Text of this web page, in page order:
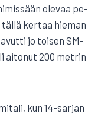
olevaa pe-
kertaa hieman
jo toisen SM-
aitonut 200 metrin
kun 14-sarjan